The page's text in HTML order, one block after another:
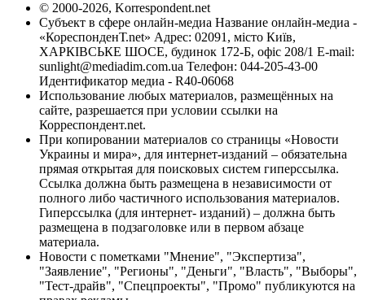
© 2000-2026, Korrespondent.net
Субъект в сфере онлайн-медиа Название онлайн-медиа -
«КореспонденТ.net» Адрес: 02091, місто Київ,
ХАРКІВСЬКЕ ШОСЕ, будинок 172-Б, офіс 208/1 E-mail:
sunlight@mediadim.com.ua Телефон: 044-205-43-00
Идентификатор медиа - R40-06068
Использование любых материалов, размещённых на
сайте, разрешается при условии ссылки на
Корреспондент.net.
При копировании материалов со страницы «Новости
Украины и мира», для интернет-изданий – обязательна
прямая открытая для поисковых систем гиперссылка.
Ссылка должна быть размещена в независимости от
полного либо частичного использования материалов.
Гиперссылка (для интернет- изданий) – должна быть
размещена в подзаголовке или в первом абзаце
материала.
Новости с пометками "Мнение", "Экспертиза",
"Заявление", "Регионы", "Деньги", "Власть", "Выборы",
"Тест-драйв", "Спецпроекты", "Промо" публикуются на